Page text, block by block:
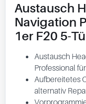
Austausch
Navigation
1er F20 5-
Austausch
Professional
Aufbereitetes
alternativ